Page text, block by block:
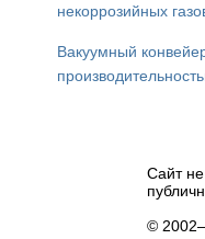
некоррозийных
Вакуумный
Сайт
©